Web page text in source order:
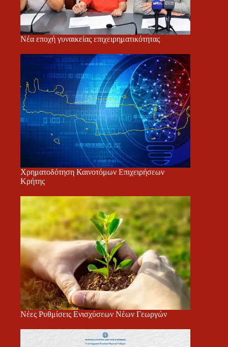
Νέα εποχή γυναικείας επιχειρηματικότητας
Χρηματοδότηση Καινοτόμων Επιχειρήσεων
Κρήτης
Νέες Ρυθμίσεις Ενισχύσεων Νέων Γεωργών